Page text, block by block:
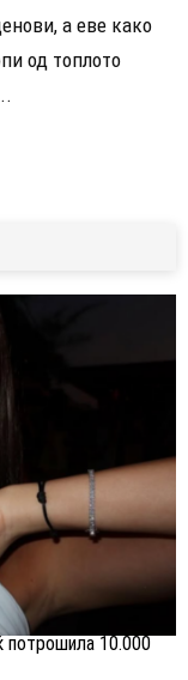
а еве како
од топлото
потрошила 10.000